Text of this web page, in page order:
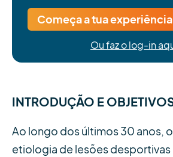
Começa a tua
Ou faz o log-in
INTRODUÇÃO E
Ao longo dos últimos 30 anos,
etiologia de lesões desportivas